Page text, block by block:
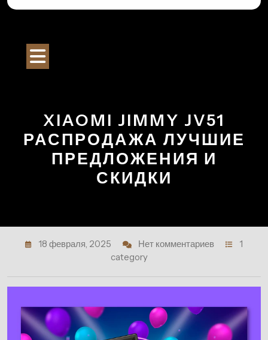
Перейти
XIAOMI JIMMY JV51
РАСПРОДАЖА ЛУЧШИЕ
ПРЕДЛОЖЕНИЯ И
СКИДКИ
18 февраля, 2025 Нет комментариев
1
category